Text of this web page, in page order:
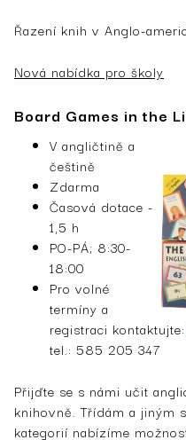
Řazení knih v Anglo-
Nová nabídka pro školy
Board Games in the
V angličtině a
češtině
Zdarma
Časová dotace -
1,5 h
PO-PÁ; 8:30-
18:00
Pro volné
termíny a
registraci kontaktujte:
tel.: 585 205 347
Přijďte se s námi učit
knihovně. Třídám a jiným
kategorií nabízíme